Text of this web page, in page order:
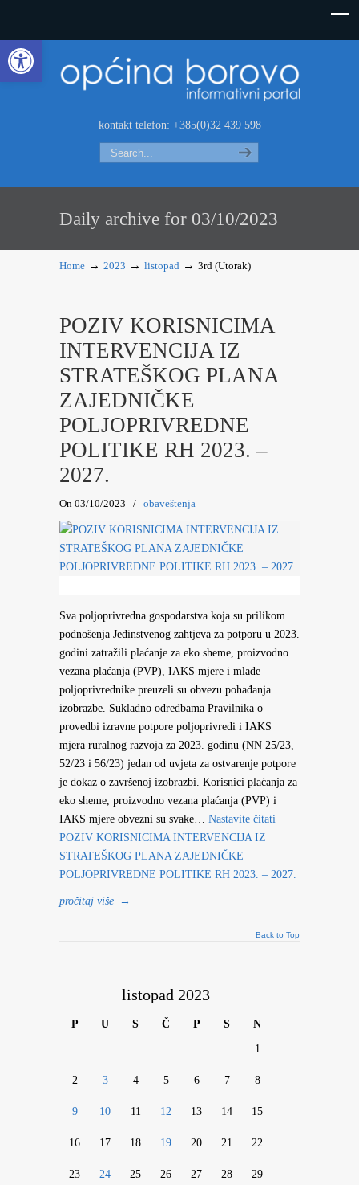
Open toolbar
kontakt telefon: +385(0)32 439 598
Daily archive for 03/10/2023
Home → 2023 → listopad → 3rd (Utorak)
POZIV KORISNICIMA
INTERVENCIJA IZ
STRATEŠKOG PLANA
ZAJEDNIČKE
POLJOPRIVREDNE
POLITIKE RH 2023. –
2027.
On 03/10/2023 / obaveštenja
Sva poljoprivredna gospodarstva koja su prilikom
podnošenja Jedinstvenog zahtjeva za potporu u 2023.
godini zatražili plaćanje za eko sheme, proizvodno
vezana plaćanja (PVP), IAKS mjere i mlade
poljoprivrednike preuzeli su obvezu pohađanja
izobrazbe. Sukladno odredbama Pravilnika o
provedbi izravne potpore poljoprivredi i IAKS
mjera ruralnog razvoja za 2023. godinu (NN 25/23,
52/23 i 56/23) jedan od uvjeta za ostvarenje potpore
je dokaz o završenoj izobrazbi. Korisnici plaćanja za
eko sheme, proizvodno vezana plaćanja (PVP) i
IAKS mjere obvezni su svake… Nastavite čitati
POZIV KORISNICIMA INTERVENCIJA IZ
STRATEŠKOG PLANA ZAJEDNIČKE
POLJOPRIVREDNE POLITIKE RH 2023. – 2027.
pročitaj više →
Back to Top
listopad 2023
P U S Č P S N
1
2 3 4 5 6 7 8
9 10 11 12 13 14 15
16 17 18 19 20 21 22
23 24 25 26 27 28 29